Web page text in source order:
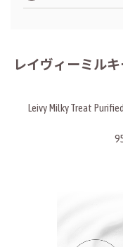
レイヴィーミル
Leivy Milky Treat